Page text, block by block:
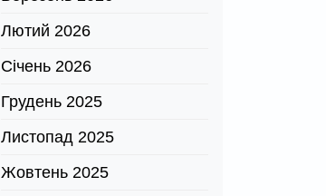
Лютий 2026
Січень 2026
Грудень 2025
Листопад 2025
Жовтень 2025